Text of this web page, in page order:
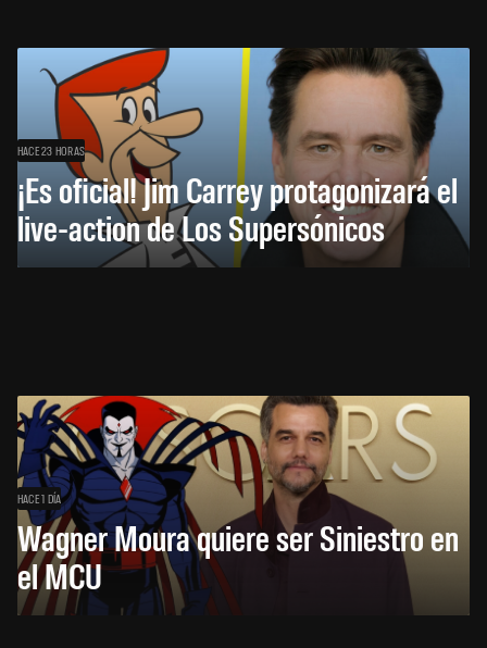
HACE 23 HORAS
¡Es oficial! Jim Carrey protagonizará el
live-action de Los Supersónicos
HACE 1 DÍA
Wagner Moura quiere ser Siniestro en
el MCU